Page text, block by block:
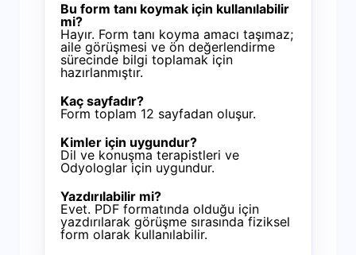
Bu form tanı koymak için kullanılabilir
mi?
Hayır. Form tanı koyma amacı taşımaz;
aile görüşmesi ve ön değerlendirme
sürecinde bilgi toplamak için
hazırlanmıştır.
Kaç sayfadır?
Form toplam 12 sayfadan oluşur.
Kimler için uygundur?
Dil ve konuşma terapistleri ve
Odyologlar için uygundur.
Yazdırılabilir mi?
Evet. PDF formatında olduğu için
yazdırılarak görüşme sırasında fiziksel
form olarak kullanılabilir.